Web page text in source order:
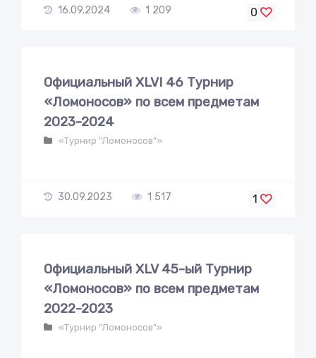
16.09.2024 1 209 0
Официальный XLVI 46 Турнир
«Ломоносов» по всем предметам
2023-2024
«Турнир "Ломоносов"»
30.09.2023 1 517 1
Официальный XLV 45-ый Турнир
«Ломоносов» по всем предметам
2022-2023
«Турнир "Ломоносов"»